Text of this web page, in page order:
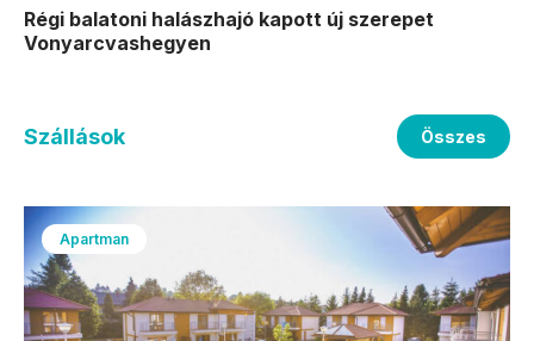
Régi balatoni halászhajó kapott új szerepet
Vonyarcvashegyen
Szállások Összes
Apartman